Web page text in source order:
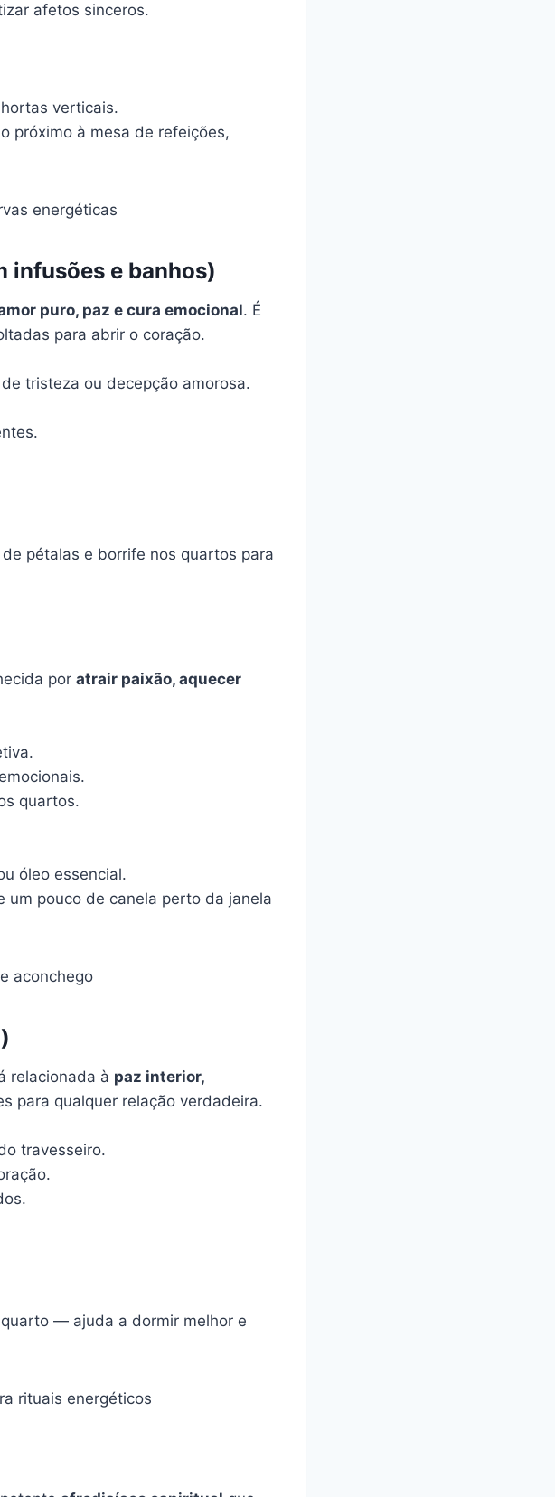
afetos sinceros.
verticais.
próximo à mesa de refeições,
energéticas
infusões e banhos)
puro, paz e cura emocional. É
para abrir o coração.
tristeza ou decepção amorosa.
pétalas e borrife nos quartos para
por atrair paixão, aquecer
quartos.
óleo essencial.
um pouco de canela perto da janela
aconchego
relacionada à paz interior,
para qualquer relação verdadeira.
travesseiro.
— ajuda a dormir melhor e
rituais energéticos